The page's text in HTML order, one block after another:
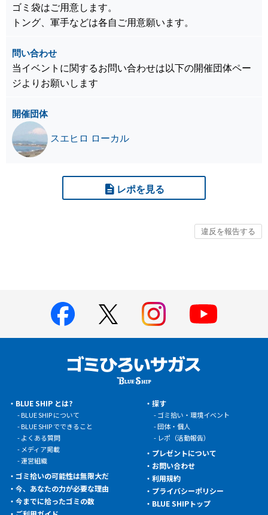
ゴミ袋はご用意します。
トング、軍手などは各自ご用意願います。
問い合わせ
当イベントに関するお問い合わせは以下の開催団体ペー
ジよりお願いします
開催団体
スエヒロ ローカル
レポを見る
BLUE SHIP とは?
BLUE SHIP について
BLUE SHIP でできること
よくある質問
メディア掲載
運営組織
ゴミ拾いの可能性は無限大だ
今、あなたの力が必要な理由
今までに拾ったゴミの数
探す
ゴミ拾い・環境イベント
団体・個人
レポ（活動報告）
プレゼントについて
お問い合わせ
利用規約
プライバシーポリシー
BLUE SHIPトップ